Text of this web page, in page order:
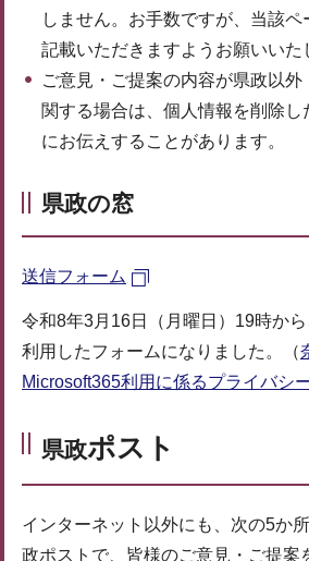
しません。お手数ですが、当該ペ
記載いただきますようお願いいた
ご意見・ご提案の内容が県政以外
関する場合は、個人情報を削除し
にお伝えすることがあります。
県政の窓
送信フォーム
令和8年3月16日（月曜日）19時か
利用したフォームになりました。（
Microsoft365利用に係るプライバシ
県政ポスト
インターネット以外にも、次の5か
政ポストで、皆様のご意見・ご提案